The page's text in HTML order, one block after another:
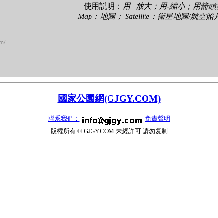
使用説明： 用+放大；用-縮小；用箭
Map：地圖； Satellite：衛星地圖/航空
國家公園網(GJGY.COM)
聯系我們：
免責聲明
版權所有 © GJGY.COM 未經許可 請勿复制